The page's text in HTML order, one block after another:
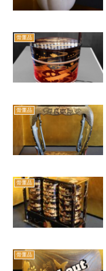
骨董品
骨董品
骨董品
骨董品